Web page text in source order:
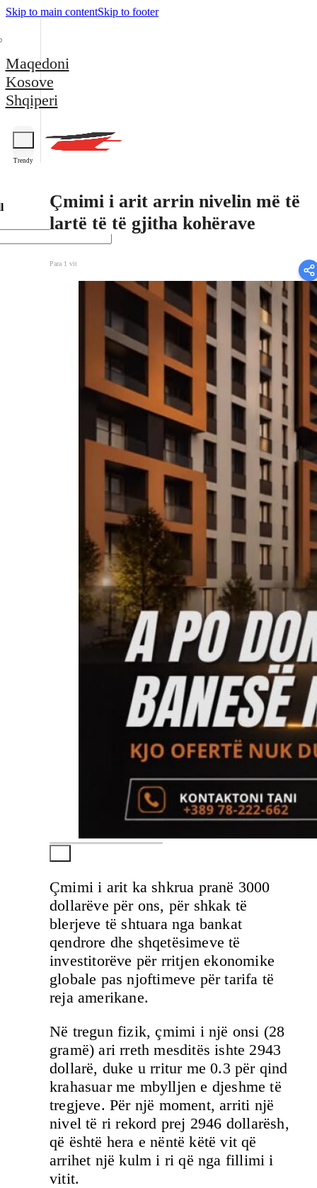
Skip to main contentSkip to footer
Maqedoni
Kosove
Shqiperi
Trendy
Çmimi i arit arrin nivelin më të
lartë të të gjitha kohërave
Para 1 vit
Çmimi i arit ka shkrua pranë 3000
dollarëve për ons, për shkak të
blerjeve të shtuara nga bankat
qendrore dhe shqetësimeve të
investitorëve për rritjen ekonomike
globale pas njoftimeve për tarifa të
reja amerikane.
Në tregun fizik, çmimi i një onsi (28
gramë) ari rreth mesditës ishte 2943
dollarë, duke u rritur me 0.3 për qind
krahasuar me mbylljen e djeshme të
tregjeve. Për një moment, arriti një
nivel të ri rekord prej 2946 dollarësh,
që është hera e nëntë këtë vit që
arrihet një kulm i ri që nga fillimi i
vitit.